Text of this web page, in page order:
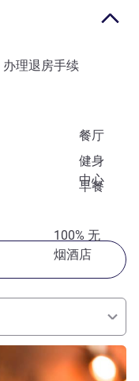
办理退房手续
餐厅
健身
中心
早餐
100% 无
烟酒店